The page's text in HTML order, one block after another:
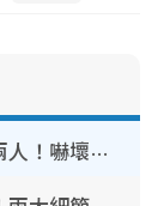
簡淑兒染金毛剪短頭髮氣質判若兩人！嚇壞老公麥大力都認唔出：「你做咩事？」